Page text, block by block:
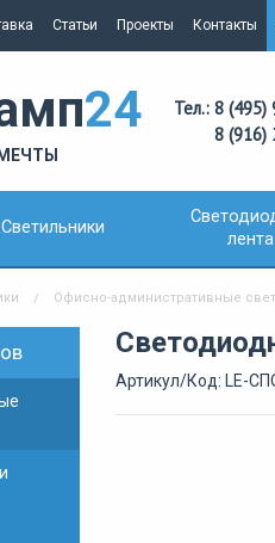
Статьи Проекты Контакты
24
Тел.: 8 (495)
8 (916)
Светильники
лента
Офисно-административные
Артикул/Код: LE-